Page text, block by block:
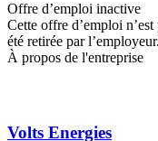
Offre d’emploi inactive
Cette offre d’emploi
été retirée par l’employeur.
À propos de l'entreprise
Volts Energies